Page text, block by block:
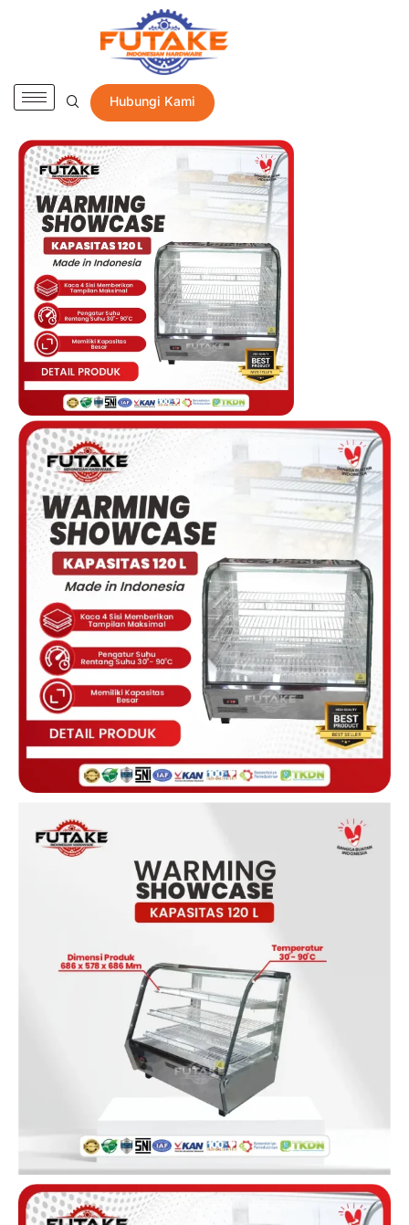
Hubungi Kami